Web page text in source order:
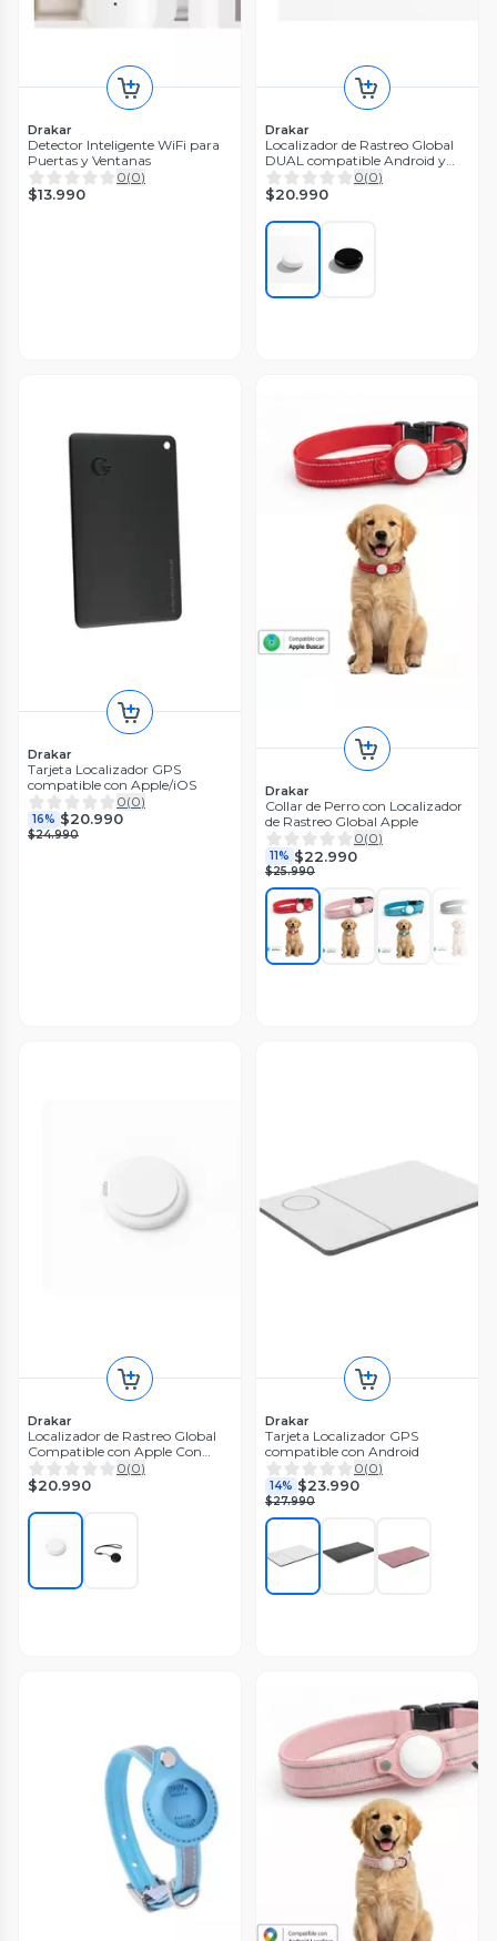
Drakar
Detector Inteligente WiFi para
Puertas y Ventanas
0(0)
$13.990
Drakar
Localizador de Rastreo Global
DUAL compatible Android y
Apple
0(0)
$20.990
Drakar
Tarjeta Localizador GPS
compatible con Apple/iOS
0(0)
16% $20.990
$24.990
Drakar
Collar de Perro con Localizador
de Rastreo Global Apple
0(0)
11% $22.990
$25.990
Drakar
Localizador de Rastreo Global
Compatible con Apple Con
Funda Llavero0(0)
$20.990
Drakar
Tarjeta Localizador GPS
compatible con Android
0(0)
14% $23.990
$27.990